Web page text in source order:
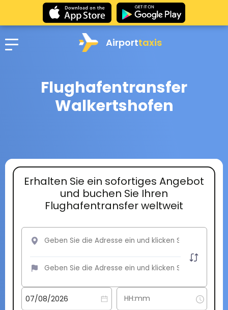
Airporttaxis
Flughafentransfer
Walkertshofen
Erhalten Sie ein sofortiges Angebot
und buchen Sie Ihren
Flughafentransfer weltweit